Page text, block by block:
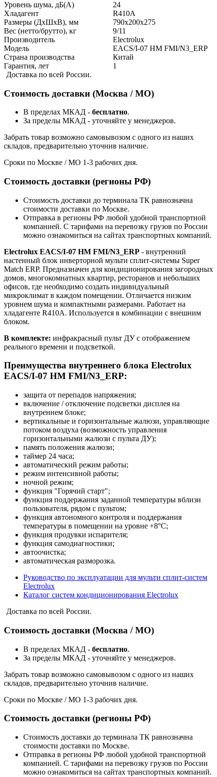
Уровень шума, дБ(А)
24
Хладагент
R410A
Размеры (ДхШхВ), мм
790x200x275
Вес (нетто/брутто), кг
9/11
Производитель
Electrolux
Модель
EACS/I-07 HM FMI/N3_ERP
Страна производства
Китай
Гарантия, лет
1
Доставка по всей России.
Стоимость доставки (Москва / МО)
В пределах МКАД - бесплатно.
За пределы МКАД - уточняйте у менеджеров.
Забрать товар возможно самовывозом с одного из наших
складов, предварительно уточнив наличие.
Сроки по Москве / МО 1-3 рабочих дня.
Стоимость доставки (регионы РФ)
Стоимость доставки до терминала ТК равнозначна
стоимости доставки по Москве.
Отправка в регионы РФ любой удобной транспортной
компанией. С тарифами на перевозку грузов по России
можно ознакомиться на сайтах транспортных компаний.
Electrolux EACS/I-07 HM FMI/N3_ERP - внутренний
настенный блок инверторной мульти сплит-системы Super
Match ERP. Предназначен для кондиционирования загородных
домов, многокомнатных квартир, ресторанов и небольших
офисов, где необходимо создать индивидуальный
микроклимат в каждом помещении. Отличается низким
уровнем шума и компактными размерами. Работает на
хладагенте R410A. Используется в комбинации с внешним
блоком.
В комплекте: инфракрасный пульт ДУ с отображением
реального времени и подсветкой.
Преимущества внутреннего блока Electrolux
EACS/I-07 HM FMI/N3_ERP:
защита от перепадов напряжения;
включение / отключение подсветки дисплея на
внутреннем блоке;
вертикальные и горизонтальные жалюзи, управляющие
потоком воздуха (возможность управления
горизонтальными жалюзи с пульта ДУ);
память положения жалюзи;
таймер 24 часа;
автоматический режим работы;
режим интенсивной работы;
ночной режим;
функция "Горячий старт";
функция поддержания заданной температуры вблизи
пользователя, рядом с пультом;
функция автономного контроля и поддержания
температуры в помещении на уровне +8°С;
функция продувки испарителя;
функция самодиагностики;
автоочистка;
автоматическая разморозка.
Руководство по эксплуатации для мульти сплит-систем
Electrolux
Каталог систем кондиционирования Electrolux
Доставка по всей России.
Стоимость доставки (Москва / МО)
В пределах МКАД - бесплатно.
За пределы МКАД - уточняйте у менеджеров.
Забрать товар возможно самовывозом с одного из наших
складов, предварительно уточнив наличие.
Сроки по Москве / МО 1-3 рабочих дня.
Стоимость доставки (регионы РФ)
Стоимость доставки до терминала ТК равнозначна
стоимости доставки по Москве.
Отправка в регионы РФ любой удобной транспортной
компанией. С тарифами на перевозку грузов по России
можно ознакомиться на сайтах транспортных компаний.